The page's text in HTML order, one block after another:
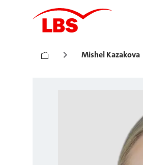
Mishel Kazakova